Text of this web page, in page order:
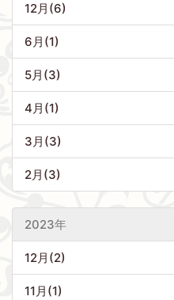
12月(6)
6月(1)
5月(3)
4月(1)
3月(3)
2月(3)
2023年
12月(2)
11月(1)